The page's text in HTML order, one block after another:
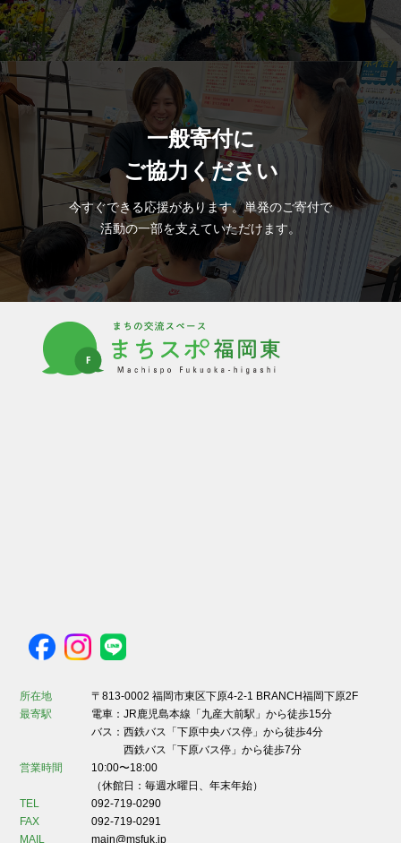
Contact
プライバシーポリシー
一般寄付に
ご協力ください
今すぐできる応援があります。単発のご寄付で
活動の一部を支えていただけます。
所在地
〒813-0002 福岡市東区下原4-2-1 BRANCH福岡下原2F
最寄駅
電車：JR鹿児島本線「九産大前駅」から徒歩15分
バス：西鉄バス「下原中央バス停」から徒歩4分
西鉄バス「下原バス停」から徒歩7分
営業時間
10:00〜18:00
（休館日：毎週水曜日、年末年始）
TEL
092-719-0290
FAX
092-719-0291
MAIL
main@msfuk.jp